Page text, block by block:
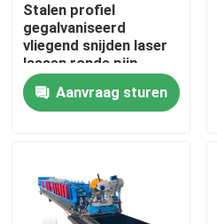
Huis
Ongeveer ons
Stalen profiel
gegalvaniseerd
vliegend snijden laser
lassen ronde pijp
maken rollen vormen
machineAanvraag sturen